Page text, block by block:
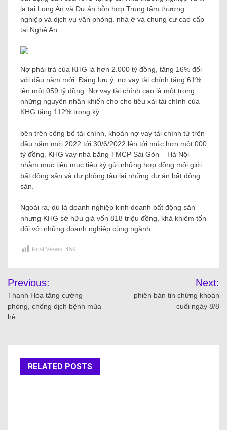
la tại Long An và Dự án hỗn hợp Trung tâm thương
nghiệp và dịch vụ văn phòng. nhà ở và chung cư cao cấp
tại Nghệ An.
Nợ phải trả của KHG là hơn 2.000 tỷ đồng, tăng 16% đối
với đầu năm mới. Đáng lưu ý, nợ vay tài chính tăng 61%
lên một.059 tỷ đồng. Nợ vay tài chính cao là một trong
những nguyên nhân khiến cho cho tiêu xài tài chính của
KHG tăng 112% trong kỳ.
bên trên công bố tài chính, khoản nợ vay tài chính từ trên
đầu năm mới 2022 tới 30/6/2022 lên tới mức hơn một.000
tỷ đồng. KHG vay nhà băng TMCP Sài Gòn – Hà Nội
nhằm mục tiêu mục tiêu ký gửi những hợp đồng môi giới
bất động sản và dự phòng tậu lại những dự án bất động
sản.
Ngoài ra, dù là doanh nghiệp kinh doanh bất động sản
nhưng KHG sở hữu giá vốn 818 triệu đồng, khá khiêm tốn
đối với những doanh nghiệp cùng ngành.
Post Views: 459
Previous:
Thanh Hóa tăng cường
phòng, chống dịch bệnh mùa
hè
Next:
phiên bản tin chứng khoán
cuối ngày 8/8
RELATED POSTS